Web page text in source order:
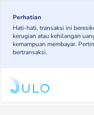
main
content
Perhatian
Hati-hati, transaksi ini
kerugian atau kehilangan
kemampuan membayar.
bertransaksi.